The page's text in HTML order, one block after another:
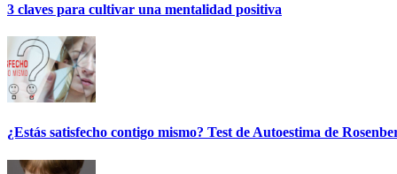
3 claves para cultivar una mentalidad positiva
¿Estás satisfecho contigo mismo? Test de Autoestima de